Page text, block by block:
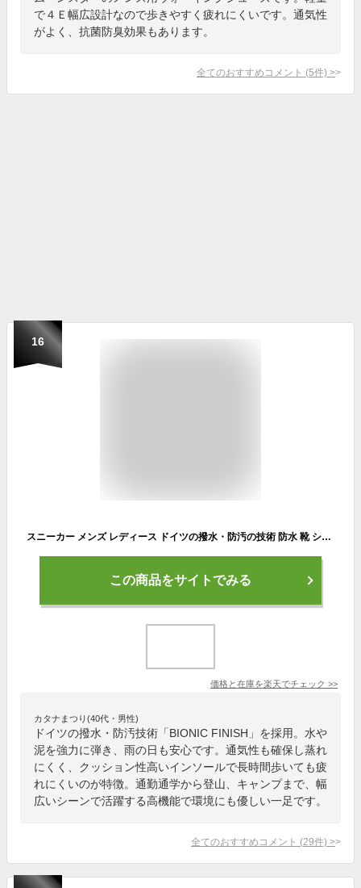
で４Ｅ幅広設計なので歩きやすく疲れにくいです。通気性
がよく、抗菌防臭効果もあります。
全てのおすすめコメント (5件) >
16
スニーカー メンズ レディース ドイツの撥水・防汚の技術 防水 靴 シューズ 通勤 通学 ウォーキングシューズ 登山靴 トレッキングシューズ 登山 アウトドア キャンプ 釣り 人気 おしゃれ ランキング 黒 レインシューズ LAD WEATHER ラドウェザー
この商品をサイトでみる
価格と在庫を楽天でチェック >>
カタナまつり(40代・男性)
ドイツの撥水・防汚技術「BIONIC FINISH」を採用。水や
泥を強力に弾き、雨の日も安心です。通気性も確保し蒸れ
にくく、クッション性高いインソールで長時間歩いても疲
れにくいのが特徴。通勤通学から登山、キャンプまで、幅
広いシーンで活躍する高機能で環境にも優しい一足です。
全てのおすすめコメント (29件) >